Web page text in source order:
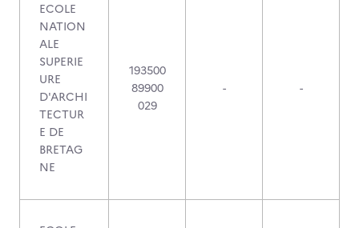
ECOLE
NATION
ALE
SUPERIE
URE
D'ARCHI
TECTUR
E DE
BRETAG
NE
193500
89900
029
- -